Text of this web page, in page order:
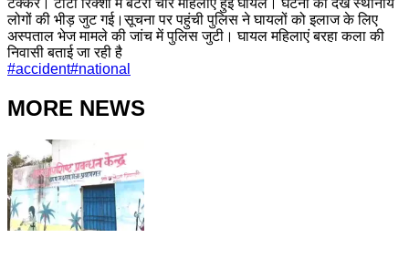
लोगों की भीड़ जुट गई।सूचना पर पहुंची पुलिस ने घायलों को इलाज के लिए
अस्पताल भेज मामले की जांच में पुलिस जुटी। घायल महिलाएं बरहा कला की
निवासी बताई जा रही है
#accident#national
MORE NEWS